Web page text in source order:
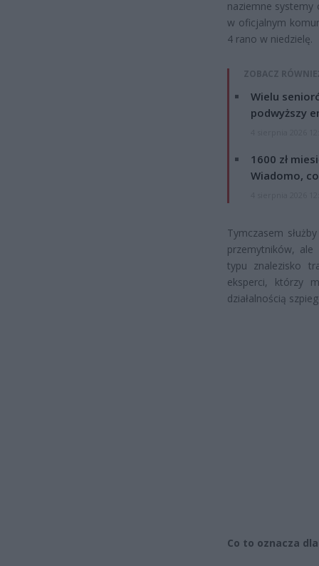
naziemne systemy
w oficjalnym
4 rano w niedzielę.
ZOBACZ
Wielu
podwyższy
1600 zł
Wiadomo,
Tymczasem
przemytników,
typu znalezisko
eksperci, którzy
działalnością
Co to oznacza